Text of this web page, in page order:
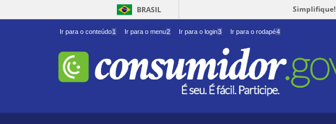
BRASIL Simplifique!
Ir para o conteúdo1 Ir para o menu2 Ir para o login3 Ir para o rodapé4